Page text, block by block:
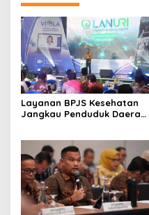
Layanan BPJS Kesehatan
Jangkau Penduduk Daerah